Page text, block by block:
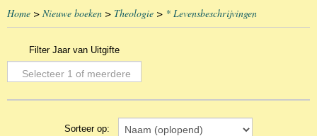
Home > Nieuwe boeken > Theologie > * Levensbeschrijvingen
Filter Jaar van Uitgifte
Selecteer 1 of meerdere
Sorteer op: